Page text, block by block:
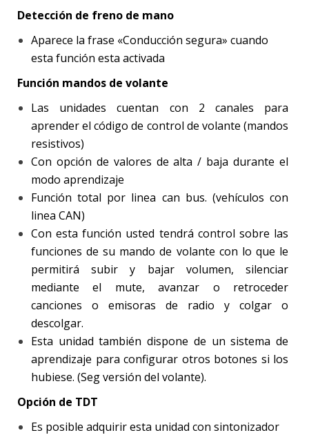
Detección de freno de mano
Aparece la frase «Conducción segura» cuando
esta función esta activada
Función mandos de volante
Las unidades cuentan con 2 canales para
aprender el código de control de volante (mandos
resistivos)
Con opción de valores de alta / baja durante el
modo aprendizaje
Función total por linea can bus. (vehículos con
linea CAN)
Con esta función usted tendrá control sobre las
funciones de su mando de volante con lo que le
permitirá subir y bajar volumen, silenciar
mediante el mute, avanzar o retroceder
canciones o emisoras de radio y colgar o
descolgar.
Esta unidad también dispone de un sistema de
aprendizaje para configurar otros botones si los
hubiese. (Seg versión del volante).
Opción de TDT
Es posible adquirir esta unidad con sintonizador